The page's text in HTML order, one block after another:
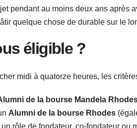
pendant au moins deux ans après
quelque chose de durable sur le
éligible ?
midi à quatorze heures, les
de la bourse Mandela
Alumni de la bourse Rhodes
rôle de fondateur, co-fondateur ou